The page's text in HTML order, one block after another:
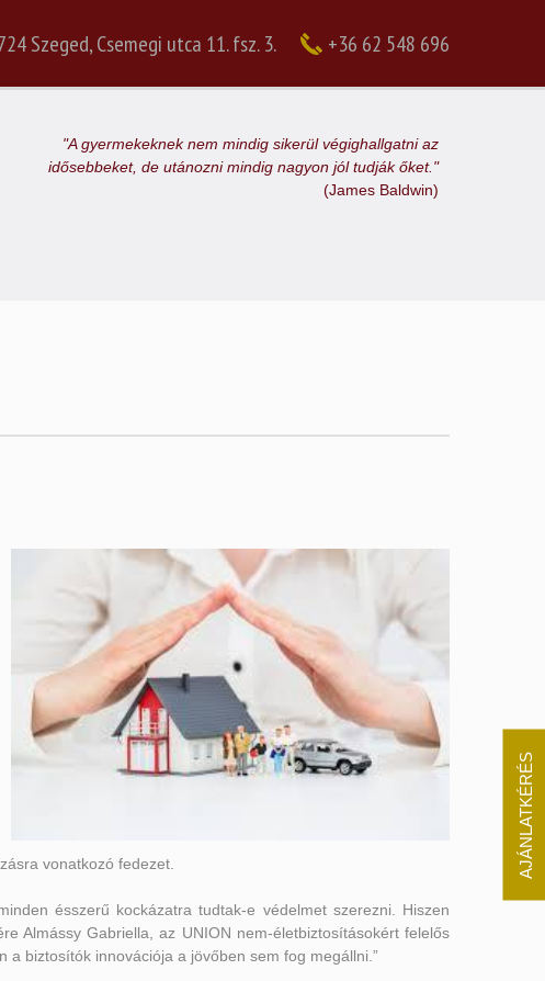
Szeged, Csemegi utca 11. fsz. 3. +36 62 548 696
"A gyermekeknek nem mindig sikerül végighallgatni az
idősebbeket, de utánozni mindig nagyon jól tudják őket."
(James Baldwin)
AJÁNLATKÉRÉS
vonatkozó fedezet.
ésszerű kockázatra tudtak-e védelmet szerezni. Hiszen
Almássy Gabriella, az UNION nem-életbiztosításokért felelős
biztosítók innovációja a jövőben sem fog megállni.”